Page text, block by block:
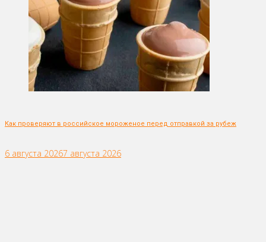
Как проверяют в российское мороженое перед отправкой за рубеж
6 августа 20267 августа 2026